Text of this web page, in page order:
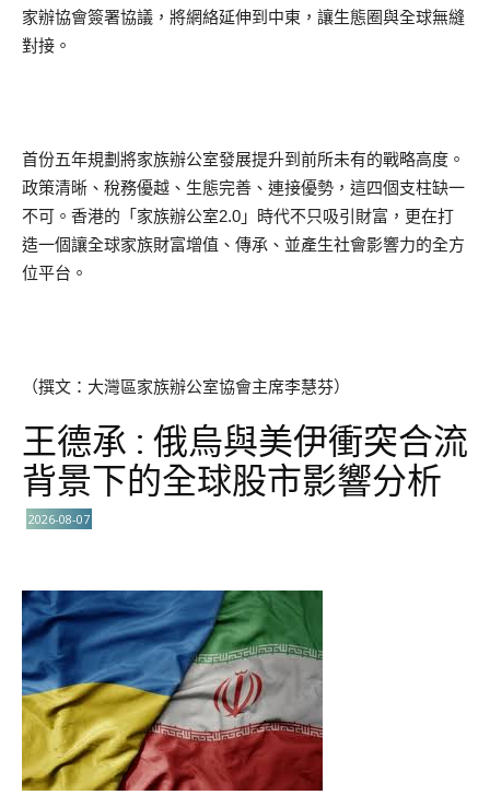
家辦協會簽署協議，將網絡延伸到中東，讓生態圈與全球無縫
對接。
首份五年規劃將家族辦公室發展提升到前所未有的戰略高度。
政策清晰、稅務優越、生態完善、連接優勢，這四個支柱缺一
不可。香港的「家族辦公室2.0」時代不只吸引財富，更在打
造一個讓全球家族財富增值、傳承、並產生社會影響力的全方
位平台。
（撰文：大灣區家族辦公室協會主席李慧芬）
王德承 : 俄烏與美伊衝突合流
背景下的全球股市影響分析
2026-08-07